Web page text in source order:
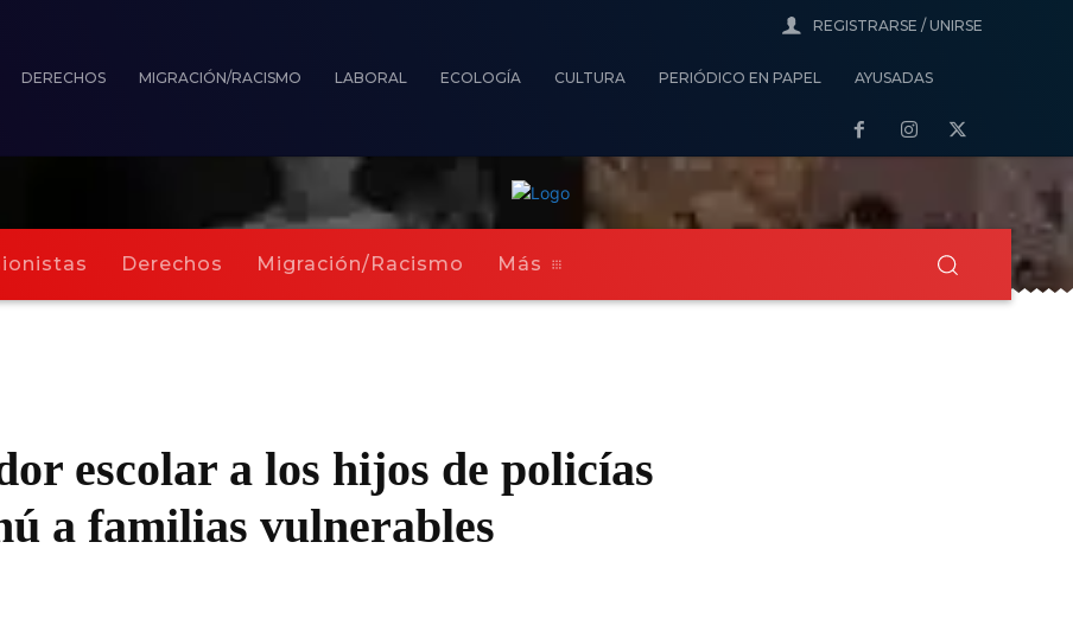
REGISTRARSE / UNIRSE
DERECHOS MIGRACIÓN/RACISMO LABORAL ECOLOGÍA CULTURA PERIÓDICO EN PAPEL AYUSADAS
Derechos Migración/Racismo Más
escolar a los hijos de policías
a familias vulnerables